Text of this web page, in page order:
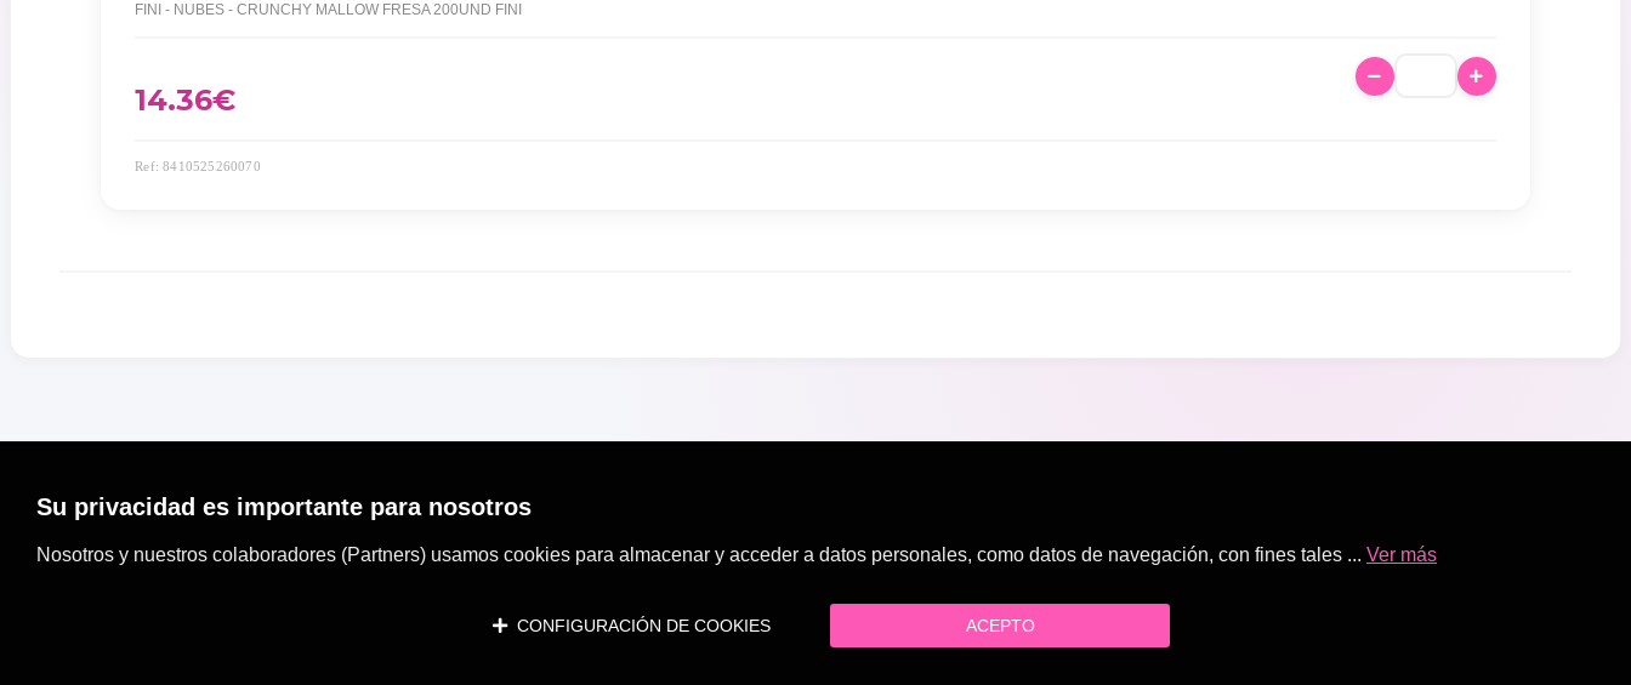
FINI - NUBES - CRUNCHY MALLOW FRESA 200UND FINI
14.36€
Ref: 8410525260070
Su privacidad es importante para nosotros
Nosotros y nuestros colaboradores (Partners) usamos cookies para almacenar y acceder a datos personales, como datos de navegación, con fines tales ... Ver más
CONFIGURACIÓN DE COOKIES ACEPTO